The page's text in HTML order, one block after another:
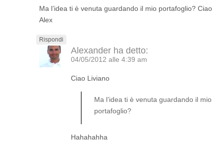
Ma l’idea ti è venuta guardando il mio portafoglio? Ciao
Alex
Rispondi
Alexander ha detto:
04/05/2012 alle 4:39 am
Ciao Liviano
Ma l’idea ti è venuta guardando il mio
portafoglio?
Hahahahha